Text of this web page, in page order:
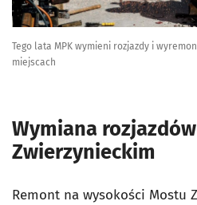
Tego lata MPK wymieni rozjazdy i
miejscach
Wymiana
Zwierzynieckim
Remont na wysokości Mostu